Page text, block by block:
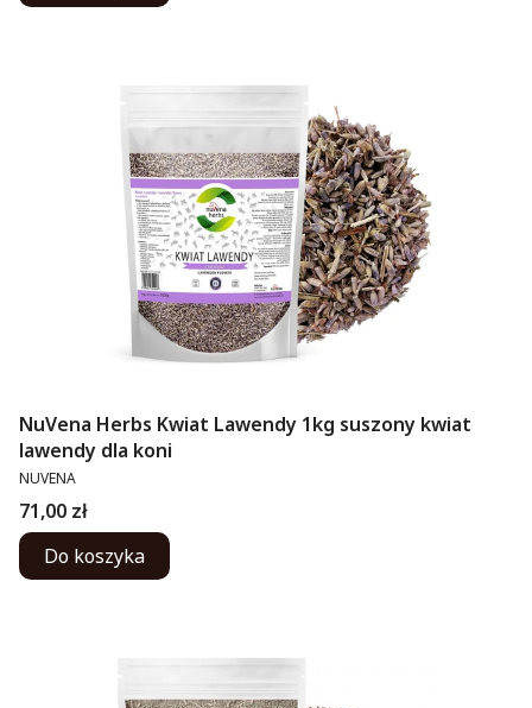
NuVena Herbs Kwiat Lawendy 1kg suszony kwiat
lawendy dla koni
PRODUCENT
NUVENA
Cena
71,00 zł
Do koszyka